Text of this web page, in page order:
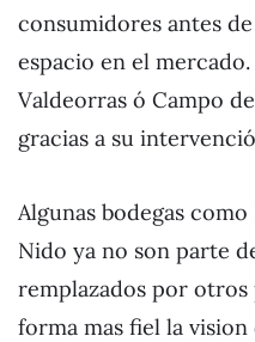
consumidores antes
espacio en el
Valdeorras ó Campo
gracias a su
Algunas bodegas
Nido ya no son parte
remplazados por
forma mas fiel la